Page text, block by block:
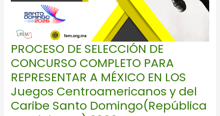
PROCESO DE SELECCIÓN DE
CONCURSO COMPLETO PARA
REPRESENTAR A MÉXICO EN LOS
Juegos Centroamericanos y del
Caribe Santo Domingo(República
REPRESENTAR
MÉXICO
LOS
Juegos
Centroamericanos
del
Caribe